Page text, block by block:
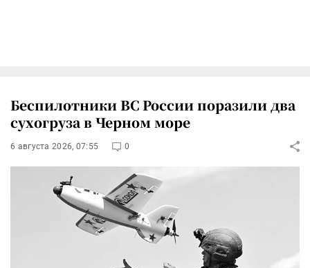
Беспилотники ВС России поразили два
сухогруза в Черном море
6 августа 2026, 07:55 0